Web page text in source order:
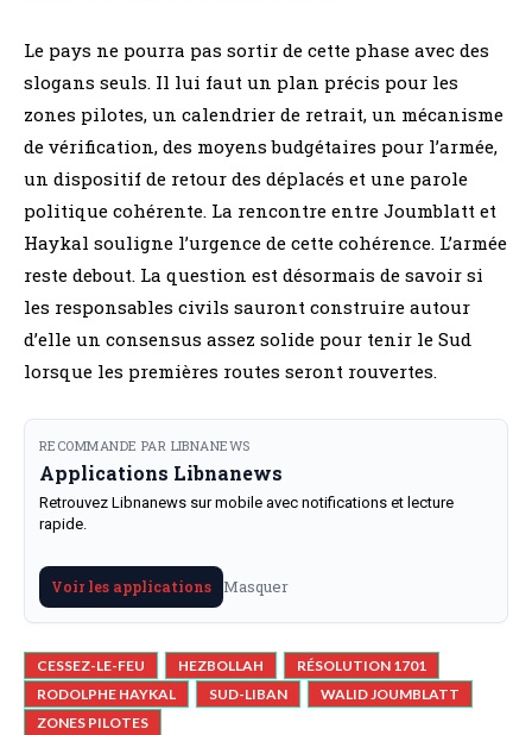
Le pays ne pourra pas sortir de cette phase avec des
slogans seuls. Il lui faut un plan précis pour les
zones pilotes, un calendrier de retrait, un mécanisme
de vérification, des moyens budgétaires pour l’armée,
un dispositif de retour des déplacés et une parole
politique cohérente. La rencontre entre Joumblatt et
Haykal souligne l’urgence de cette cohérence. L’armée
reste debout. La question est désormais de savoir si
les responsables civils sauront construire autour
d’elle un consensus assez solide pour tenir le Sud
lorsque les premières routes seront rouvertes.
RECOMMANDE PAR LIBNANEWS
Applications Libnanews
Retrouvez Libnanews sur mobile avec notifications et lecture
rapide.
Voir les applications Masquer
CESSEZ-LE-FEU HEZBOLLAH
RÉSOLUTION 1701
RODOLPHE HAYKAL
SUD-LIBAN
WALID JOUMBLATT
ZONES PILOTES